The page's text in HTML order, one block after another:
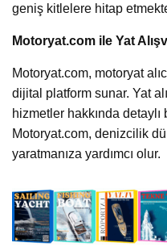
geniş kitlelere hitap
Motoryat.com ile Yat
Motoryat.com, motoryat
dijital platform sunar. Yat
hizmetler hakkında
Motoryat.com, denizcilik
yaratmanıza yardımcı olur.